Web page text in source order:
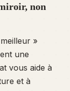
non
»
une
vous aide à
et à